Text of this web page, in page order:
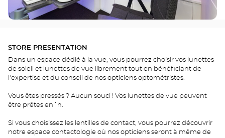
STORE PRESENTATION
Dans un espace dédié à la vue, vous pourrez choisir vos lunettes
de soleil et lunettes de vue librement tout en bénéficiant de
l'expertise et du conseil de nos opticiens optométristes.
Vous êtes pressés ? Aucun souci ! Vos lunettes de vue peuvent
être prêtes en 1h.
Si vous choisissez les lentilles de contact, vous pourrez découvrir
notre espace contactologie où nos opticiens seront à même de